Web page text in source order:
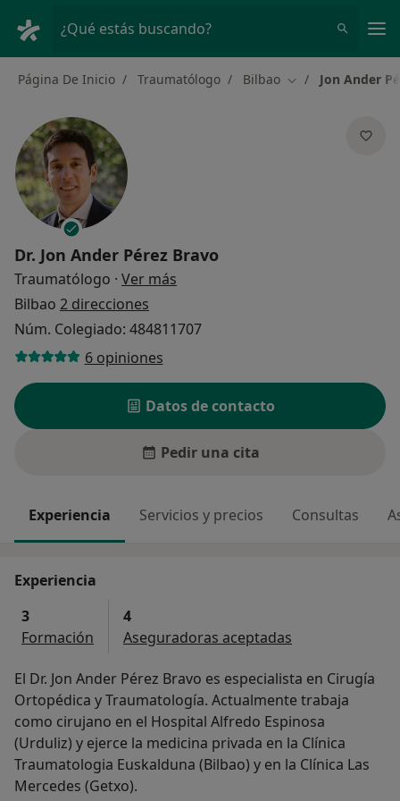
¿Qué estás buscando?
Página De Inicio Traumatólogo Bilbao Cambiar de ciudad
Jon Ander
Dr. Jon Ander Pérez Bravo
Traumatólogo · Ver más
Bilbao 2 direcciones
Núm. Colegiado: 484811707
6 opiniones
Datos de contacto
Pedir una cita
Experiencia Servicios y precios Consultas
Experiencia
3
Formación
4
Aseguradoras aceptadas
El Dr. Jon Ander Pérez Bravo es especialista en Cirugía
Ortopédica y Traumatología. Actualmente trabaja
como cirujano en el Hospital Alfredo Espinosa
(Urduliz) y ejerce la medicina privada en la Clínica
Traumatologia Euskalduna (Bilbao) y en la Clínica Las
Mercedes (Getxo).